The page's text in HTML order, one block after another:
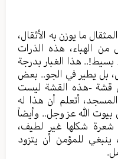
ما يوزن به الأثقال،
الهباء، هذه الذرات
هذا الغبار بدرجة
بل يطير في الجو.. بعض
قشة -هذه القشة ليست
أتعلم أن هذا له
بيوت الله عز وجل.. وأيضاً
شكلها غير لطيف،
ينبغي للمؤمن أن يتزود